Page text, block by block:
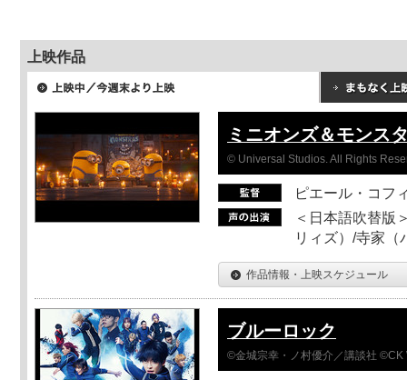
上映作品
ミニオンズ＆モンス
© Universal Studios. All Rights
ピエール・コフ
＜日本語吹替版
リィズ）/寺家（
作品情報・上映スケジュール
ブルーロック
©金城宗幸・ノ村優介／講談社 ©CK